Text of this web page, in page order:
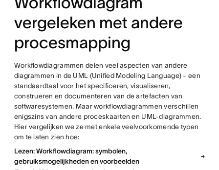
vergeleken met andere
procesmapping
Workflowdiagrammen delen veel aspecten van andere
diagrammen in de UML (Unified Modeling Language) - een
standaardtaal voor het specificeren, visualiseren,
construeren en documenteren van de artefacten van
softwaresystemen. Maar workflowdiagrammen verschillen
enigszins van andere proceskaarten en UML-diagrammen.
Hier vergelijken we ze met enkele veelvoorkomende typen
om te laten zien hoe:
Lezen: Workflowdiagram: symbolen,
gebruiksmogelijkheden en voorbeelden